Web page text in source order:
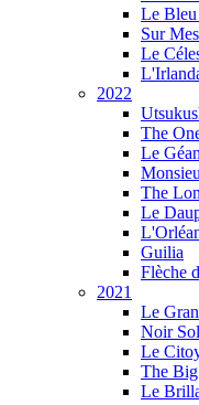
Le Bleu
Sur
Le
2022
The
Le
The
Le
Guilia
Flèche
2021
Le
Noir
Le
The
Le